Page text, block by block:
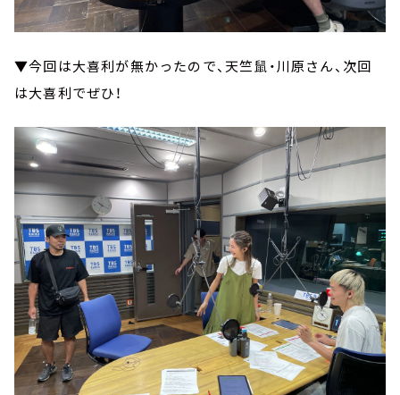
▼今回は大喜利が無かったので、天竺鼠・川原さん、次回
は大喜利でぜひ！